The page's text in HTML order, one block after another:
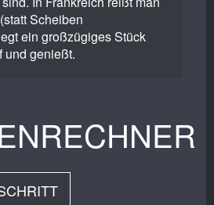
Scheiben
ein großzügiges Stück
und genießt.